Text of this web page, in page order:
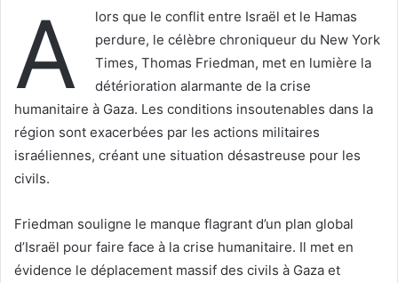
i
e
l
A
lors que le conflit entre Israël et le Hamas
perdure, le célèbre chroniqueur du New York
Times, Thomas Friedman, met en lumière la
détérioration alarmante de la crise
humanitaire à Gaza. Les conditions insoutenables dans la
région sont exacerbées par les actions militaires
israéliennes, créant une situation désastreuse pour les
civils.
Friedman souligne le manque flagrant d’un plan global
d’Israël pour faire face à la crise humanitaire. Il met en
évidence le déplacement massif des civils à Gaza et